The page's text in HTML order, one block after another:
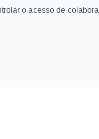
o acesso de